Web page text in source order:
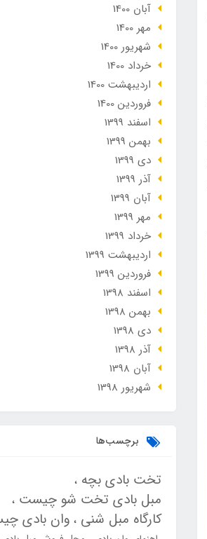
آبان 1400
مهر 1400
شهریور 1400
خرداد 1400
ارديبهشت 1400
فروردین 1400
اسفند 1399
بهمن 1399
دی 1399
آذر 1399
آبان 1399
مهر 1399
خرداد 1399
ارديبهشت 1399
فروردین 1399
اسفند 1398
بهمن 1398
دی 1398
آذر 1398
آبان 1398
شهریور 1398
برچسب‌ها
تخت بادی بچه
مبل بادی تخت شو چیست
کارگاه مبل شنی وان بادی